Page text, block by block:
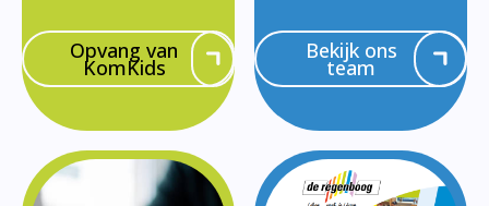
Opvang van
KomKids
Bekijk ons
team